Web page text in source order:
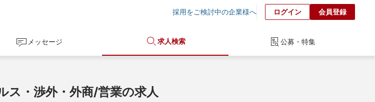
採用をご検討中の企業様へ ログイン 会員登録
メッセージ 求人検索 公募・特集
ス・渉外・外商/営業の求人